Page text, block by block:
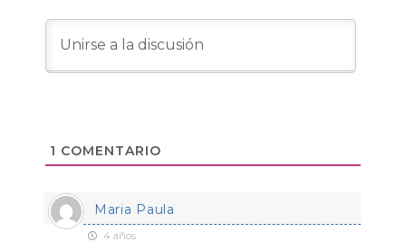
1 COMENTARIO
Maria Paula
4 años